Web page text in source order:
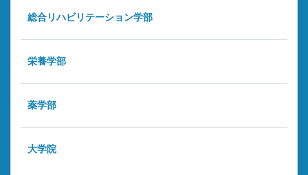
総合リハビリテーション学部
栄養学部
薬学部
大学院